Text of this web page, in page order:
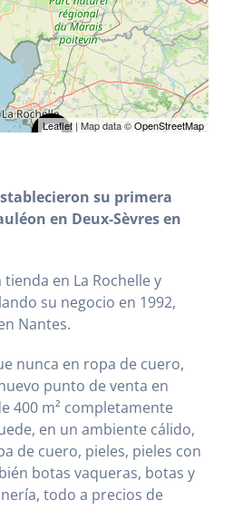
Leaflet | Map data ©OpenStreetMap
su primera
en Deux-Sèvres en
en La Rochelle y
su negocio en 1992,
Nantes.
nunca en ropa de cuero,
punto de venta en
400 m² completamente
en un ambiente cálido,
de cuero, pieles, pieles con
botas vaqueras, botas y
todo a precios de